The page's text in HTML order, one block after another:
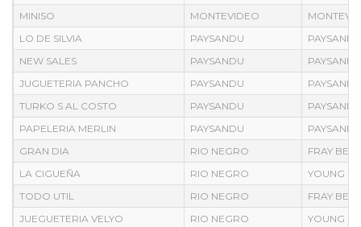
MINISO
MONTEVIDEO
LO DE SILVIA
PAYSANDU
PAYSANDU
NEW SALES
PAYSANDU
PAYSANDU
JUGUETERIA PANCHO
PAYSANDU
PAYSANDU
TURKO S AL COSTO
PAYSANDU
PAYSANDU
PAPELERIA MERLIN
PAYSANDU
PAYSANDU
GRAN DIA
RIO NEGRO
FRAY
LA CIGUEÑA
RIO NEGRO
YOUNG
TODO UTIL
RIO NEGRO
FRAY
JUEGUETERIA VELYO
RIO NEGRO
YOUNG